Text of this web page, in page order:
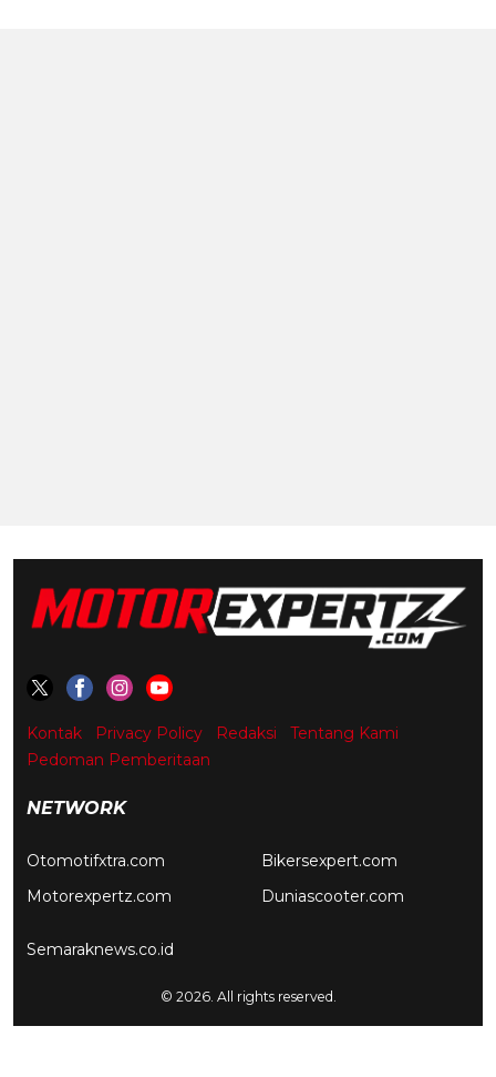
Kontak Privacy Policy Redaksi
Tentang Kami
Pedoman Pemberitaan
NETWORK
Otomotifxtra.com
Motorexpertz.com
Bikersexpert.com
Duniascooter.com
Semaraknews.co.id
© 2026. All rights reserved.